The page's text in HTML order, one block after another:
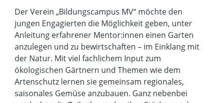
Der Verein „Bildungscampus MV“ möchte den
jungen Engagierten die Möglichkeit geben, unter
Anleitung erfahrener Mentor:innen einen Garten
anzulegen und zu bewirtschaften – im Einklang mit
der Natur. Mit viel fachlichem Input zum
ökologischen Gärtnern und Themen wie dem
Artenschutz lernen sie gemeinsam regionales,
saisonales Gemüse anzubauen. Ganz nebenbei